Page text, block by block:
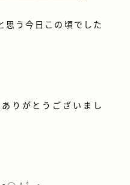
思う今日この頃でした
りがとうございまし